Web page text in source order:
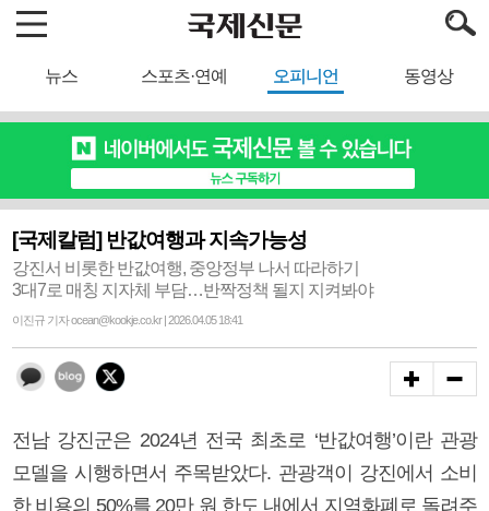
뉴스 스포츠·연예 오피니언 동영상
[국제칼럼] 반값여행과 지속가능성
강진서 비롯한 반값여행, 중앙정부 나서 따라하기
3대7로 매칭 지자체 부담…반짝정책 될지 지켜봐야
이진규 기자 ocean@kookje.co.kr | 2026.04.05 18:41
전남 강진군은 2024년 전국 최초로 ‘반값여행’이란 관광
모델을 시행하면서 주목받았다. 관광객이 강진에서 소비
한 비용의 50%를 20만 원 한도 내에서 지역화폐로 돌려주